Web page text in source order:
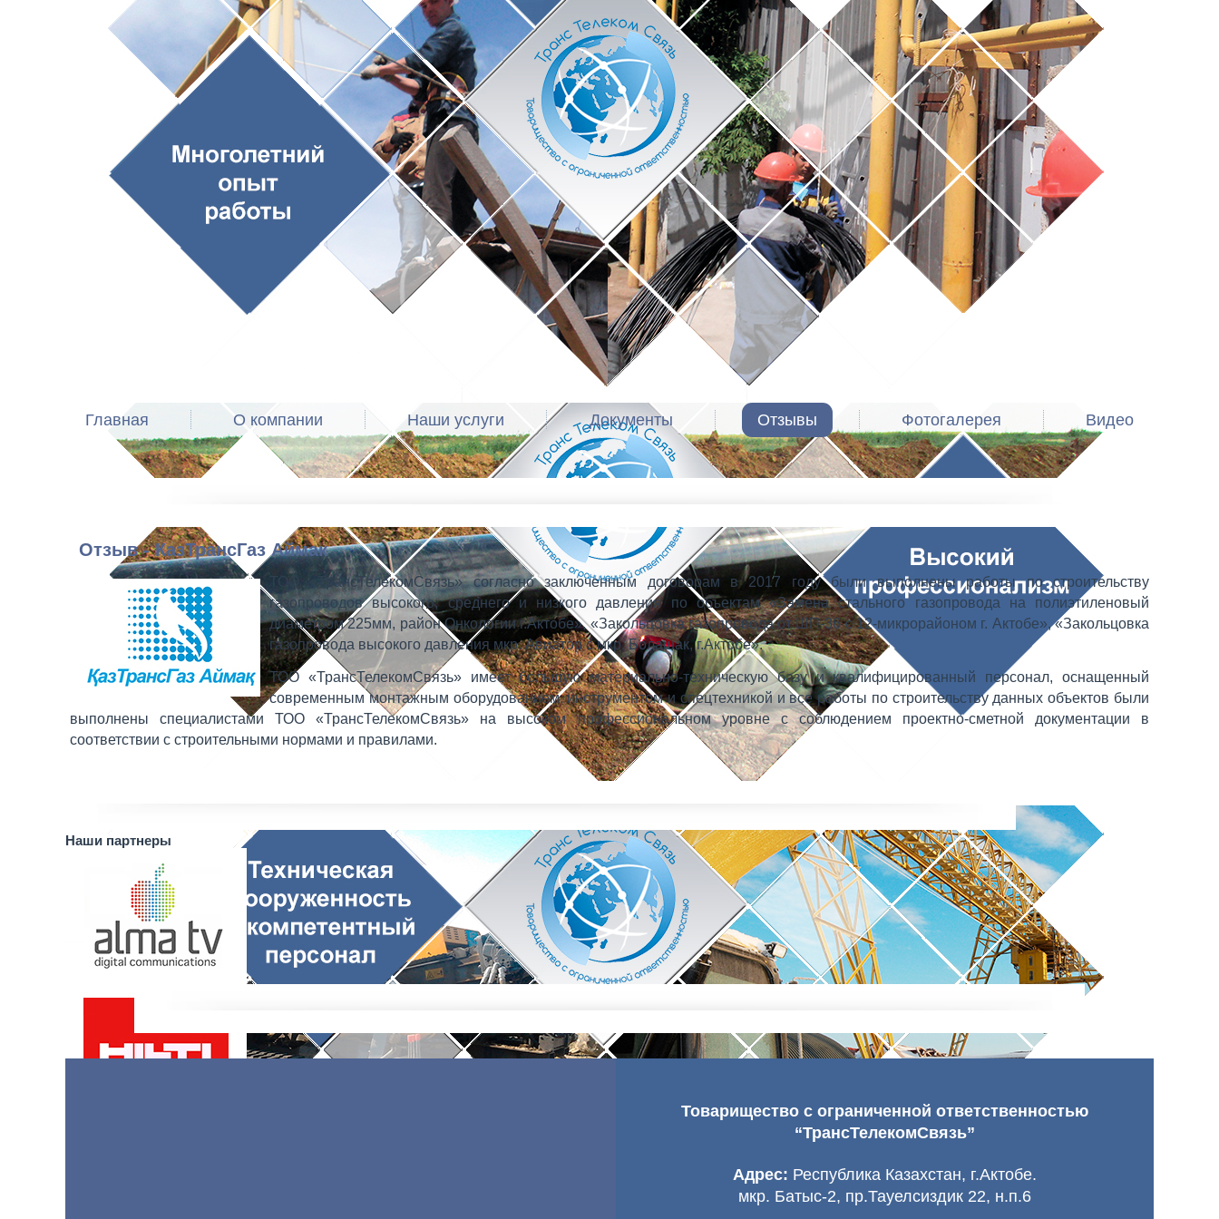
Главная О компании Наши услуги Документы Отзывы Фотогалерея Видео
Отзыв - КазТрансГаз Аймак
ТОО «ТрансТелекомСвязь» согласно заключенным договорам в 2017 году были выполнены работы по строительству
газопроводов высокого, среднего и низкого давления по объектам «Замена стального газопровода на полиэтиленовый
диаметром 225мм, район Онкологии г.Актобе», «Закольцовка газопровода от ШП-36 с 12-микрорайоном г. Актобе», «Закольцовка
газопровода высокого давления мкр. Авиатор с мкр. Болашак, г.Актобе».
ТОО «ТрансТелекомСвязь» имеет большую материально-техническую базу и квалифицированный персонал, оснащенный
современным монтажным оборудованием, инструментом и спецтехникой и все работы по строительству данных объектов были
выполнены специалистами ТОО «ТрансТелекомСвязь» на высоком профессиональном уровне с соблюдением проектно-сметной документации в
соответствии с строительными нормами и правилами.
Наши партнеры
Товарищество с ограниченной ответственностью
“ТрансТелекомСвязь”
Адрес: Республика Казахстан, г.Актобе.
мкр. Батыс-2, пр.Тауелсиздик 22, н.п.6